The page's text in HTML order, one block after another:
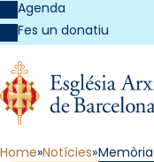
Agenda
Fes un donatiu
Home Notícies Memòria